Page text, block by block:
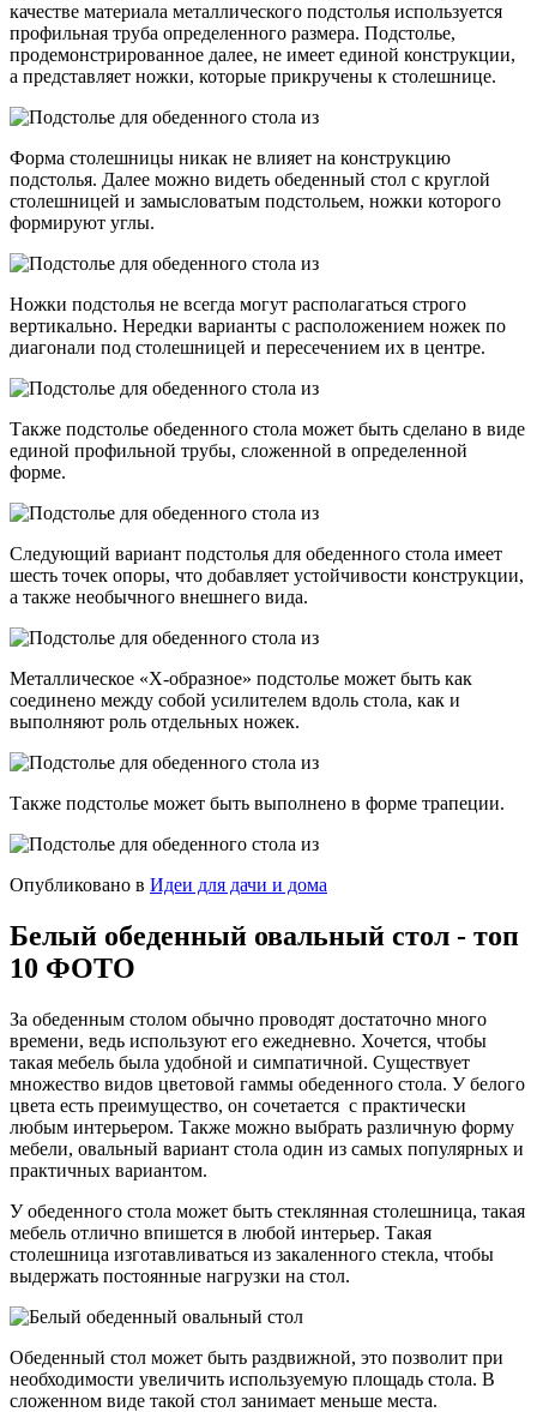
качестве материала металлического подстолья используется
профильная труба определенного размера. Подстолье,
продемонстрированное далее, не имеет единой конструкции,
а представляет ножки, которые прикручены к столешнице.
Форма столешницы никак не влияет на конструкцию
подстолья. Далее можно видеть обеденный стол с круглой
столешницей и замысловатым подстольем, ножки которого
формируют углы.
Ножки подстолья не всегда могут располагаться строго
вертикально. Нередки варианты с расположением ножек по
диагонали под столешницей и пересечением их в центре.
Также подстолье обеденного стола может быть сделано в виде
единой профильной трубы, сложенной в определенной
форме.
Следующий вариант подстолья для обеденного стола имеет
шесть точек опоры, что добавляет устойчивости конструкции,
а также необычного внешнего вида.
Металлическое «Х-образное» подстолье может быть как
соединено между собой усилителем вдоль стола, как и
выполняют роль отдельных ножек.
Также подстолье может быть выполнено в форме трапеции.
Опубликовано в Идеи для дачи и дома
Белый обеденный овальный стол - топ
10 ФОТО
За обеденным столом обычно проводят достаточно много
времени, ведь используют его ежедневно. Хочется, чтобы
такая мебель была удобной и симпатичной. Существует
множество видов цветовой гаммы обеденного стола. У белого
цвета есть преимущество, он сочетается с практически
любым интерьером. Также можно выбрать различную форму
мебели, овальный вариант стола один из самых популярных и
практичных вариантом.
У обеденного стола может быть стеклянная столешница, такая
мебель отлично впишется в любой интерьер. Такая
столешница изготавливаться из закаленного стекла, чтобы
выдержать постоянные нагрузки на стол.
Обеденный стол может быть раздвижной, это позволит при
необходимости увеличить используемую площадь стола. В
сложенном виде такой стол занимает меньше места.